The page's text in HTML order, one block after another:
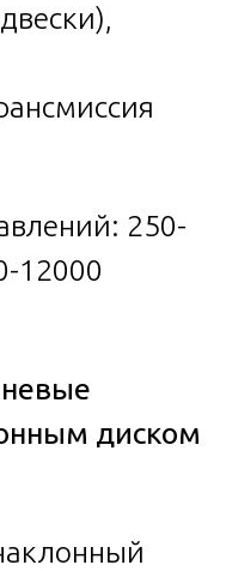
250-
12000
диском